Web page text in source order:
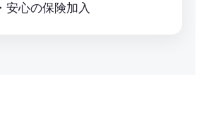
安心の保険加入